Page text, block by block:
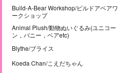
Build-A-Bear Workshop/ビルドアベアワ
ークショップ
Animal Plush/動物ぬいぐるみ(ユニコー
ン，バニー，ベアetc)
Blythe/ブライス
Koeda Chan/こえだちゃん